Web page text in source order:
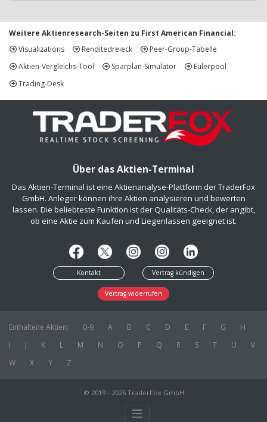
Weitere Aktienresearch-Seiten zu First American Financial:
Visualizations
Renditedreieck
Peer-Group-Tabelle
Aktien-Vergleichs-Tool
Sparplan-Simulator
Eulerpool
Trading-Desk
Über das Aktien-Terminal
Das Aktien-Terminal ist eine Aktienanalyse-Plattform der TraderFox
GmbH. Anleger können ihre Aktien analysieren und bewerten
lassen. Die beliebteste Funktion ist der Qualitäts-Check, der angibt,
ob eine Aktie zum Kaufen und Liegenlassen geeignet ist.
Kontakt Vertrag kündigen
Vertrag widerrufen
Enthaltene Aktien: 0-9 A B C D E F G
H
I
J K L M N O P Q R S T U
V
W
X Y Z
© 2019 - 2026 TraderFox GmbH